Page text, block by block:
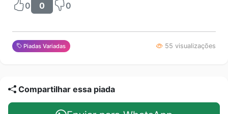
0 0 0
Piadas Variadas 55 visualizações
Compartilhar essa piada